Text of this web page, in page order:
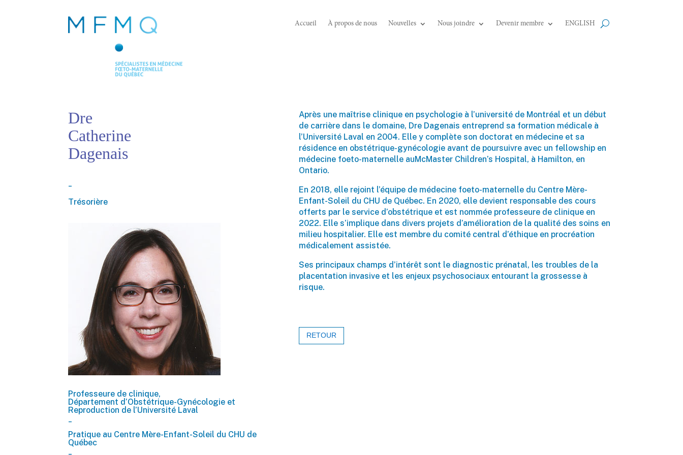
Accueil À propos de nous Nouvelles Nous joindre Devenir membre ENGLISH
Dre
Catherine
Dagenais
Trésorière
Professeure de clinique,
Département d’Obstétrique-Gynécologie et
Reproduction de l’Université Laval
Pratique au Centre Mère-Enfant-Soleil du CHU de
Québec
Après une maîtrise clinique en psychologie à l’université de Montréal et un début
de carrière dans le domaine, Dre Dagenais entreprend sa formation médicale à
l’Université Laval en 2004. Elle y complète son doctorat en médecine et sa
résidence en obstétrique-gynécologie avant de poursuivre avec un fellowship en
médecine foeto-maternelle auMcMaster Children’s Hospital, à Hamilton, en
Ontario.
En 2018, elle rejoint l’équipe de médecine foeto-maternelle du Centre Mère-
Enfant-Soleil du CHU de Québec. En 2020, elle devient responsable des cours
offerts par le service d’obstétrique et est nommée professeure de clinique en
2022. Elle s’implique dans divers projets d’amélioration de la qualité des soins en
milieu hospitalier. Elle est membre du comité central d’éthique en procréation
médicalement assistée.
Ses principaux champs d’intérêt sont le diagnostic prénatal, les troubles de la
placentation invasive et les enjeux psychosociaux entourant la grossesse à
risque.
RETOUR